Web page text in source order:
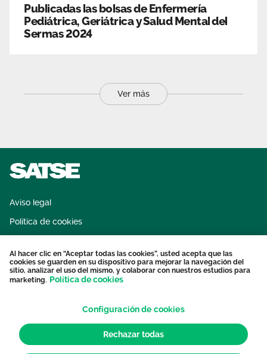
Publicadas las bolsas de Enfermería
Pediátrica, Geriátrica y Salud Mental del
Sermas 2024
Ver más
Aviso legal
Política de cookies
Protección datos personales
Contacto
Al hacer clic en “Aceptar todas las cookies”, usted acepta que las
cookies se guarden en su dispositivo para mejorar la navegación del
sitio, analizar el uso del mismo, y colaborar con nuestros estudios para
marketing. Política de cookies
Configuración de cookies
Rechazar todas